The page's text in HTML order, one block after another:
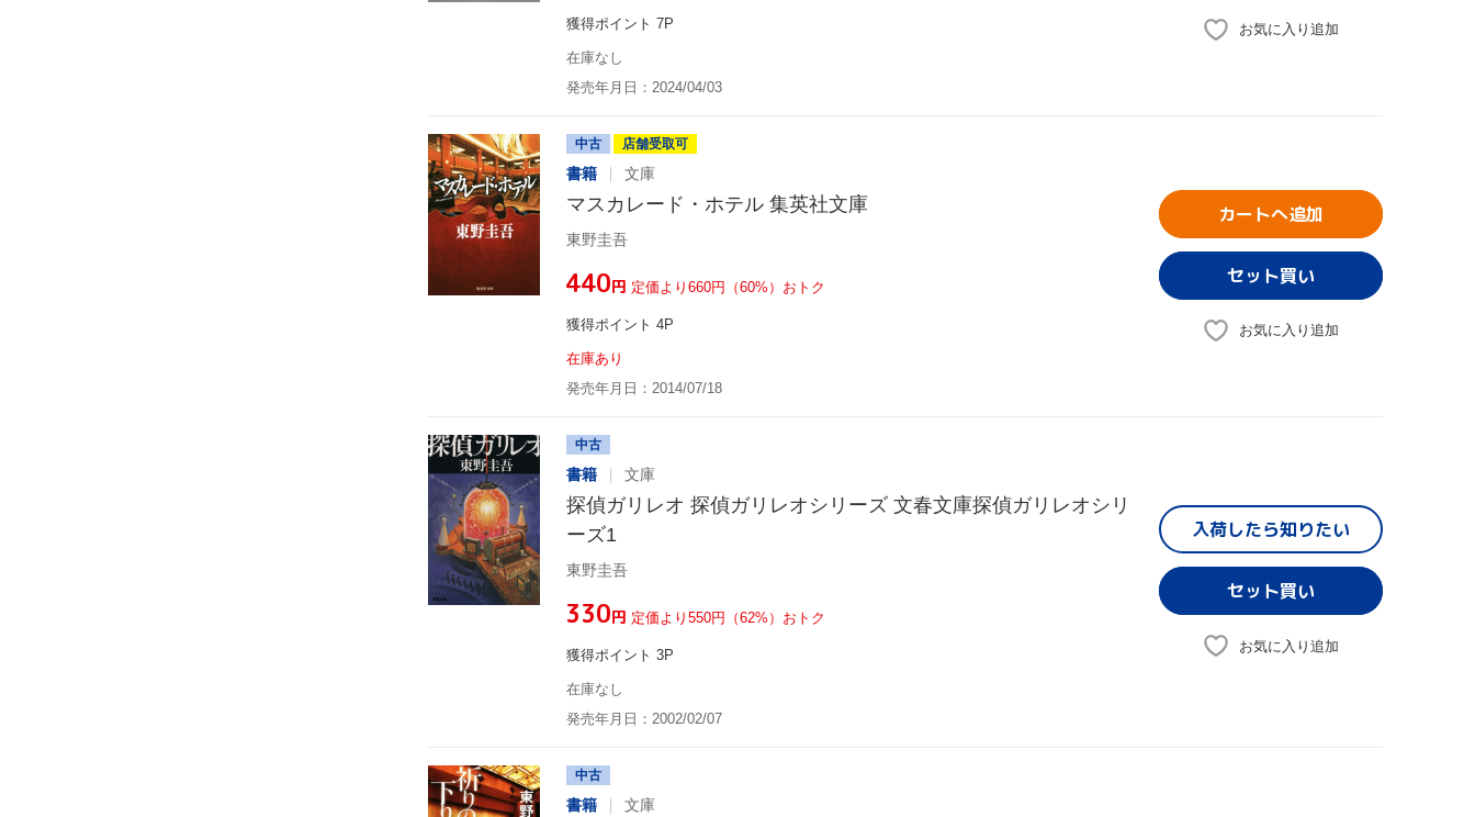
獲得ポイント 7P
在庫なし
発売年月日：2024/04/03
お気に入り追加
中古 店舗受取可
書籍 文庫
マスカレード・ホテル 集英社文庫
東野圭吾
¥440円 定価より660円（60%）おトク
獲得ポイント 4P
在庫あり
発売年月日：2014/07/18
カートへ追加
お気に入り追加
中古
書籍 文庫
探偵ガリレオ 探偵ガリレオシリーズ 文春文庫探偵ガリレオシリ
ーズ1
東野圭吾
¥330円 定価より550円（62%）おトク
獲得ポイント 3P
在庫なし
発売年月日：2002/02/07
入荷したら知りたい
お気に入り追加
中古
書籍 文庫